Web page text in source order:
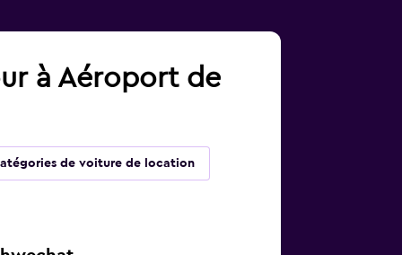
à Aéroport de
de voiture de location